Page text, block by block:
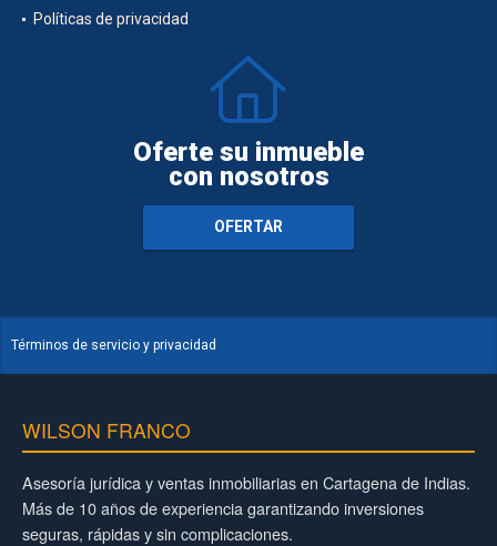
Políticas de privacidad
Oferte su inmueble
con nosotros
OFERTAR
Términos de servicio y privacidad
WILSON FRANCO
Asesoría jurídica y ventas inmobiliarias en Cartagena de Indias.
Más de 10 años de experiencia garantizando inversiones
seguras, rápidas y sin complicaciones.